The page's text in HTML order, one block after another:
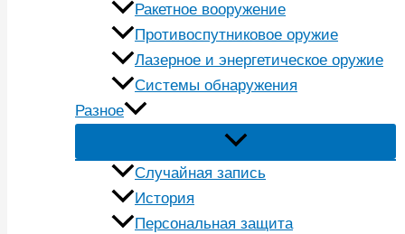
Ракетное вооружение
Противоспутниковое оружие
Лазерное и энергетическое оружие
Системы обнаружения
Разное
Случайная запись
История
Персональная защита